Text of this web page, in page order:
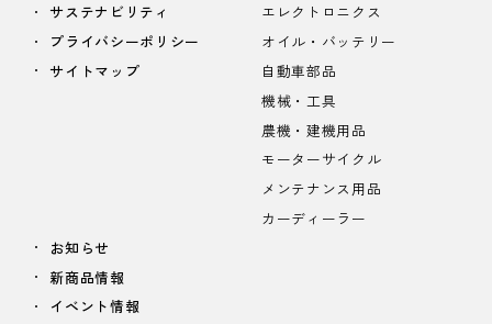
サステナビリティ
プライバシーポリシー
サイトマップ
エレクトロニクス
オイル・バッテリー
自動車部品
機械・工具
農機・建機用品
モーターサイクル
メンテナンス用品
カーディーラー
お知らせ
新商品情報
イベント情報